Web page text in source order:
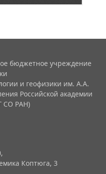
бюджетное учреждение
и геофизики им. А.А.
Российской академии
СО РАН)
Коптюга, 3